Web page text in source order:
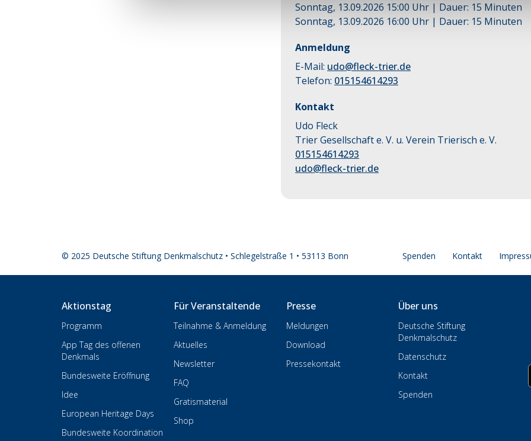
Sonntag, 13.09.2026 15:00 Uhr | Dauer: 15 Minuten
Sonntag, 13.09.2026 16:00 Uhr | Dauer: 15 Minuten
Anmeldung
E-Mail: udo@fleck-trier.de
Telefon: 015154614293
Kontakt
Udo Fleck
Trier Gesellschaft e. V. u. Verein Trierisch e. V.
015154614293
udo@fleck-trier.de
© 2025 Deutsche Stiftung Denkmalschutz • Schlegelstraße 1 • 53113 Bonn Spenden Kontakt
Aktionstag
Programm
App Tag des offenen
Denkmals
Bundesweite Eröffnung
Idee
European Heritage Days
Bundesweite Koordination
Für Veranstaltende
Teilnahme & Anmeldung
Aktuelles
Newsletter
FAQ
Gratismaterial
Shop
Presse
Meldungen
Download
Pressekontakt
Über uns
Deutsche Stiftung
Denkmalschutz
Datenschutz
Kontakt
Spenden